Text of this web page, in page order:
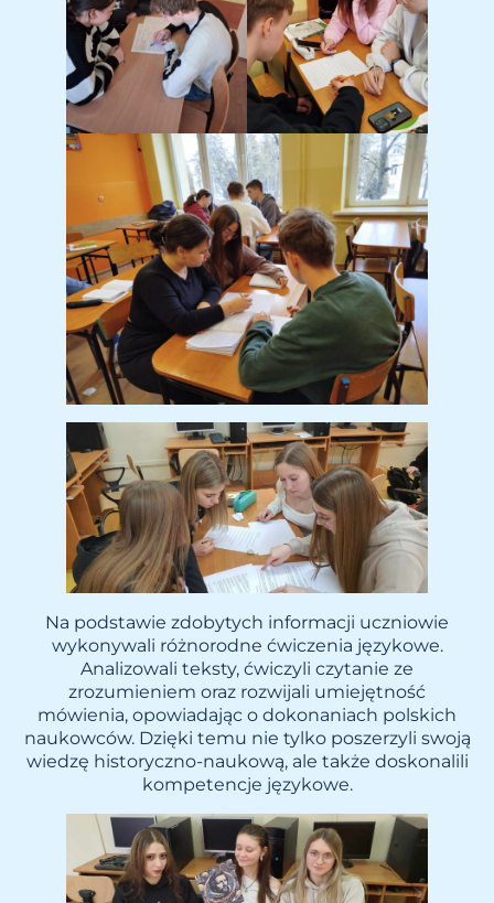
Na podstawie zdobytych informacji uczniowie
wykonywali różnorodne ćwiczenia językowe.
Analizowali teksty, ćwiczyli czytanie ze
zrozumieniem oraz rozwijali umiejętność
mówienia, opowiadając o dokonaniach polskich
naukowców. Dzięki temu nie tylko poszerzyli swoją
wiedzę historyczno-naukową, ale także doskonalili
kompetencje językowe.